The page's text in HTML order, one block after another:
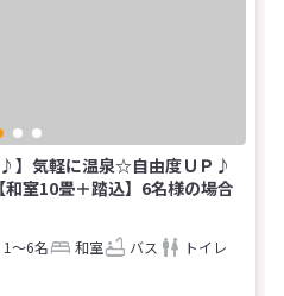
】気軽に温泉☆自由度ＵＰ♪
室10畳＋踏込】6名様の場合
1～6名 和室 バス
トイレ